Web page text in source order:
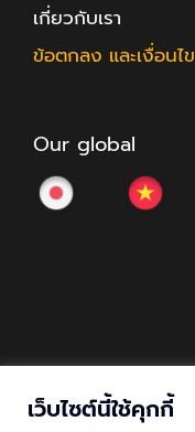
เกี่ยวกับเรา
ข้อตกลง และเงื่อนไข
Our global
เว็บไซต์นี้ใช้คุกกี้